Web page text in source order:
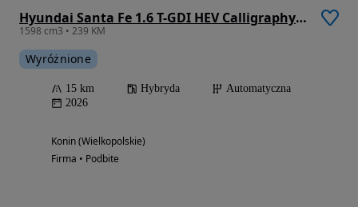
Hyundai Santa Fe 1.6 T-GDI HEV Calligraphy 4WD 6os
1598 cm3 • 239 KM
Wyróżnione
15 km Hybryda
Automatyczna
2026
Konin (Wielkopolskie)
Firma • Podbite